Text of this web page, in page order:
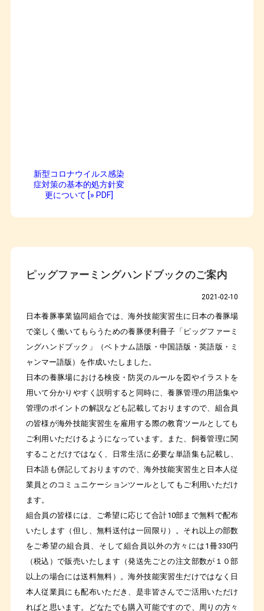
新型コロナウイルス感染
症対策の基本的処方針変
更について [» PDF]
ピッグファーミングハンドブックのご案内
2021-02-10
日本養豚事業協同組合では、海外技能実習生に日本の養豚場
で楽しく働いてもらうための養豚便利冊子「ピッグファーミ
ングハンドブック」（ベトナム語版・中国語版・英語版・ミ
ャンマー語版）を作成いたしました。
日本の養豚場における検疫・防災のルールを図やイラストを
用いて分かりやすく説明すると同時に、養豚管理の用語集や
管理のポイントの解説なども記載しておりますので、組合員
の皆様が海外技能実習生を雇用する際の教育ツールとしても
ご利用いただけるようになっています。また、飼養管理に関
することだけではなく、日常生活に必要な単語集も記載し、
日本語も併記しておりますので、海外技能実習生と日本人従
業員とのコミュニケーションツールとしてもご利用いただけ
ます。
組合員の皆様には、ご希望に応じて合計10部まで無料で配布
いたします（但し、無料送付は一回限り）。それ以上の部数
をご希望の組合員、そして組合員以外の方々には 1 冊330円
（税込）で販売いたします（発送先ごとの注文部数が１０部
以上の場合には送料無料）。海外技能実習生だけではなく日
本人従業員にも配布いただき、是非皆さんでご活用いただけ
ればと思います。どなたでも購入可能ですので、周りの方々